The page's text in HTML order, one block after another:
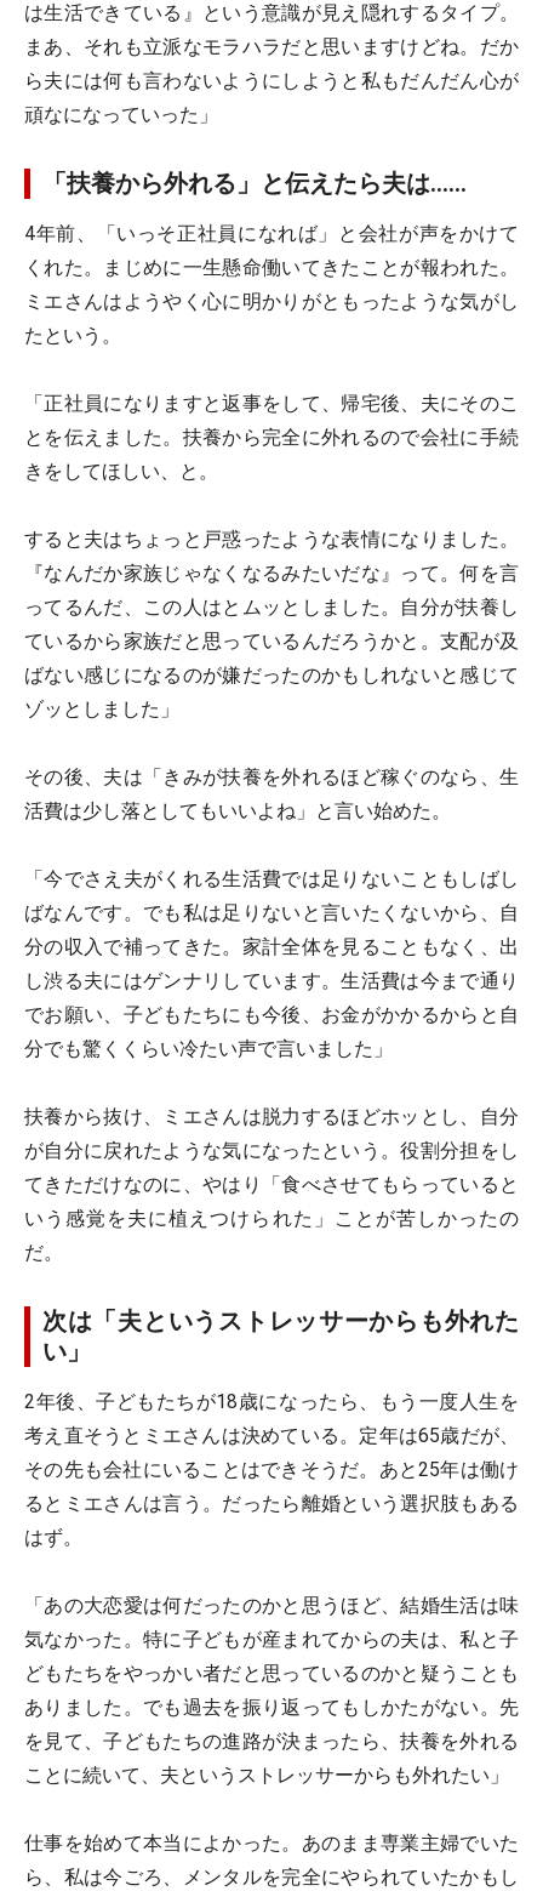
は生活できている』という意識が見え隠れするタイプ。
まあ、それも立派なモラハラだと思いますけどね。だか
ら夫には何も言わないようにしようと私もだんだん心が
頑なになっていった」
「扶養から外れる」と伝えたら夫は……
4年前、「いっそ正社員になれば」と会社が声をかけて
くれた。まじめに一生懸命働いてきたことが報われた。
ミエさんはようやく心に明かりがともったような気がし
たという。
「正社員になりますと返事をして、帰宅後、夫にそのこ
とを伝えました。扶養から完全に外れるので会社に手続
きをしてほしい、と。
すると夫はちょっと戸惑ったような表情になりました。
『なんだか家族じゃなくなるみたいだな』って。何を言
ってるんだ、この人はとムッとしました。自分が扶養し
ているから家族だと思っているんだろうかと。支配が及
ばない感じになるのが嫌だったのかもしれないと感じて
ゾッとしました」
その後、夫は「きみが扶養を外れるほど稼ぐのなら、生
活費は少し落としてもいいよね」と言い始めた。
「今でさえ夫がくれる生活費では足りないこともしばし
ばなんです。でも私は足りないと言いたくないから、自
分の収入で補ってきた。家計全体を見ることもなく、出
し渋る夫にはゲンナリしています。生活費は今まで通り
でお願い、子どもたちにも今後、お金がかかるからと自
分でも驚くくらい冷たい声で言いました」
扶養から抜け、ミエさんは脱力するほどホッとし、自分
が自分に戻れたような気になったという。役割分担をし
てきただけなのに、やはり「食べさせてもらっていると
いう感覚を夫に植えつけられた」ことが苦しかったの
だ。
次は「夫というストレッサーからも外れた
い」
2年後、子どもたちが18歳になったら、もう一度人生を
考え直そうとミエさんは決めている。定年は65歳だが、
その先も会社にいることはできそうだ。あと25年は働け
るとミエさんは言う。だったら離婚という選択肢もある
はず。
「あの大恋愛は何だったのかと思うほど、結婚生活は味
気なかった。特に子どもが産まれてからの夫は、私と子
どもたちをやっかい者だと思っているのかと疑うことも
ありました。でも過去を振り返ってもしかたがない。先
を見て、子どもたちの進路が決まったら、扶養を外れる
ことに続いて、夫というストレッサーからも外れたい」
仕事を始めて本当によかった。あのまま専業主婦でいた
ら、私は今ごろ、メンタルを完全にやられていたかもし